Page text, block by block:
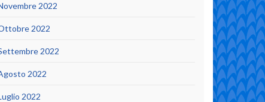
2022
2022
2022
2022
2022